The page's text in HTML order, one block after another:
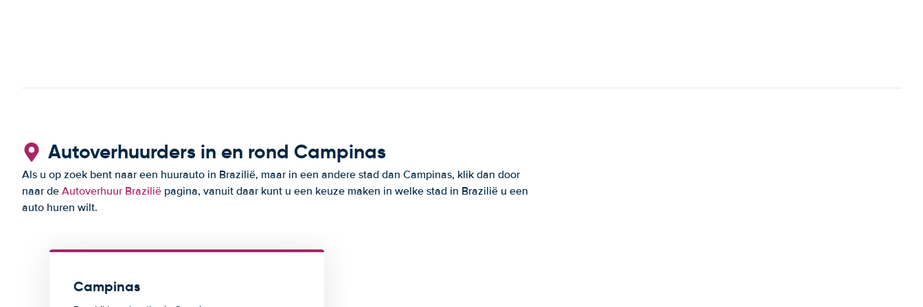
Autoverhuurders in en rond Campinas
Als u op zoek bent naar een huurauto in Brazilië, maar in een andere stad dan Campinas, klik dan door
naar de Autoverhuur Brazilië pagina, vanuit daar kunt u een keuze maken in welke stad in Brazilië u een
auto huren wilt.
Campinas